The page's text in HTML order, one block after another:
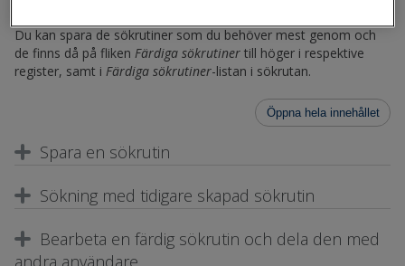
Du kan spara de sökrutiner som du behöver mest genom och
de finns då på fliken Färdiga sökrutiner till höger i respektive
register, samt i Färdiga sökrutiner-listan i sökrutan.
Öppna hela innehållet
Spara en sökrutin
Sökning med tidigare skapad sökrutin
Bearbeta en färdig sökrutin och dela den med
andra användare